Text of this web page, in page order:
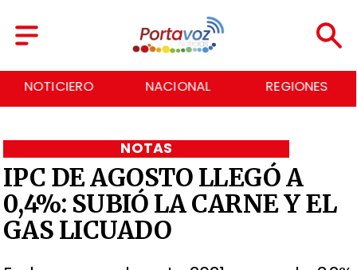
NACIONAL REGIONES ECONOMÍA
IPC DE AGOSTO LLEGÓ A
0,4%: SUBIÓ LA CARNE Y EL
GAS LICUADO
NOTAS